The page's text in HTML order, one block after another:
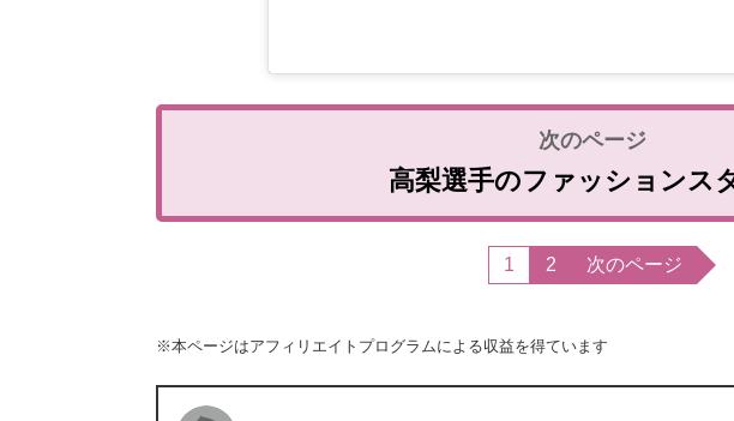
高梨選手のファッションス
1 2 次のページ
※本ページはアフィリエイトプログラムによる収益を得ています